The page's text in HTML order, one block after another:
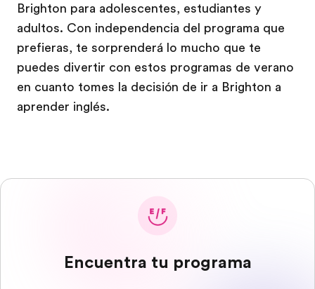
Brighton para adolescentes, estudiantes y
adultos. Con independencia del programa que
prefieras, te sorprenderá lo mucho que te
puedes divertir con estos programas de verano
en cuanto tomes la decisión de ir a Brighton a
aprender inglés.
Encuentra tu programa